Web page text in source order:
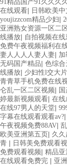
91精品国产91久久久
在线观看| 日韩欧美
youjizzcom精品少妇|
亚洲熟女资源一区二区
线播放| 自拍视频在
免费午夜视频福利在
妻人人人人妻人妻|
无码国产精品| 色综
线播放| 少妇性l交大
青青草手机免费在线
仑乱一区二区视频|
婷最新视频观看| 在线
在线97男人的天堂|
字幕在线观看观看av?|
午夜视频免费88AV|
欧美亚洲第五页 | 久
青 | 日韩美免费观看
免费观看视频| 精品
在线观看免费完 | 亚